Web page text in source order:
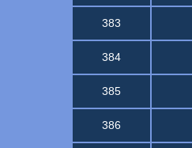
383
384
385
386